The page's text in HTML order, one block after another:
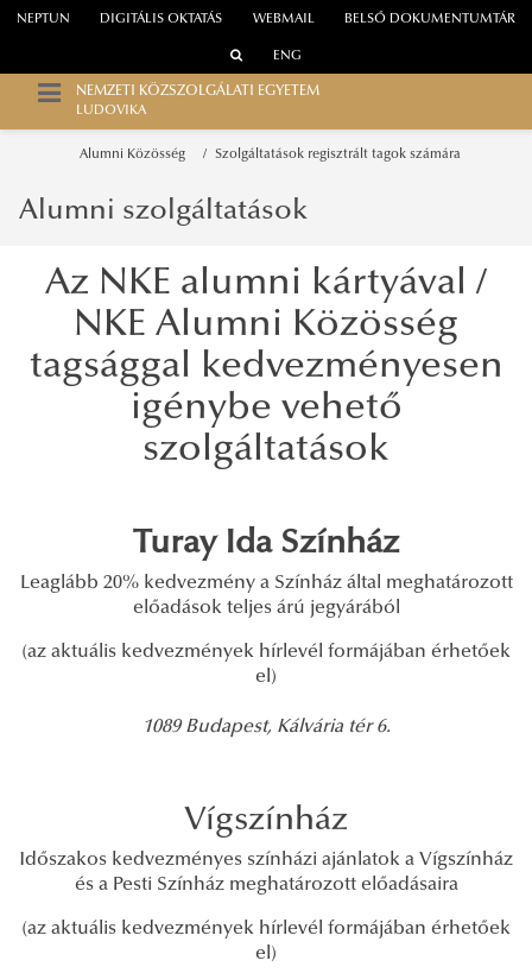
WEBMAIL
NEPTUN DIGITÁLIS OKTATÁS BELSŐ DOKUMENTUMTÁR
ENG
NEMZETI KÖZSZOLGÁLATI EGYETEM
LUDOVIKA
Alumni Közösség Szolgáltatások regisztrált tagok számára
Alumni szolgáltatások
Az NKE alumni kártyával /
NKE Alumni Közösség
tagsággal kedvezményesen
igénybe vehető
szolgáltatások
Turay Ida Színház
Leaglább 20% kedvezmény a Színház által meghatározott
előadások teljes árú jegyárából
(az aktuális kedvezmények hírlevél formájában érhetőek
el)
1089 Budapest, Kálvária tér 6.
Vígszínház
Időszakos kedvezményes színházi ajánlatok a Vígszínház
és a Pesti Színház meghatározott előadásaira
(az aktuális kedvezmények hírlevél formájában érhetőek
el)